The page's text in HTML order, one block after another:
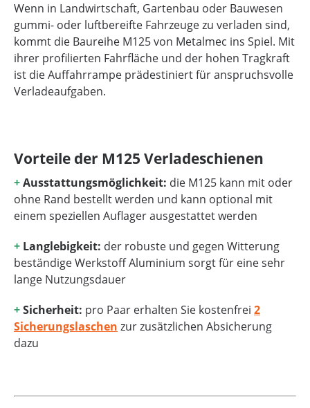
Wenn in Landwirtschaft, Gartenbau oder Bauwesen
gummi- oder luftbereifte Fahrzeuge zu verladen sind,
kommt die Baureihe M125 von Metalmec ins Spiel. Mit
ihrer profilierten Fahrfläche und der hohen Tragkraft
ist die Auffahrrampe prädestiniert für anspruchsvolle
Verladeaufgaben.
Vorteile der M125 Verladeschienen
+Ausstattungsmöglichkeit: die M125 kann mit oder
ohne Rand bestellt werden und kann optional mit
einem speziellen Auflager ausgestattet werden
+ Langlebigkeit: der robuste und gegen Witterung
beständige Werkstoff Aluminium sorgt für eine sehr
lange Nutzungsdauer
+Sicherheit: pro Paar erhalten Sie kostenfrei 2
Sicherungslaschen zur zusätzlichen Absicherung
dazu